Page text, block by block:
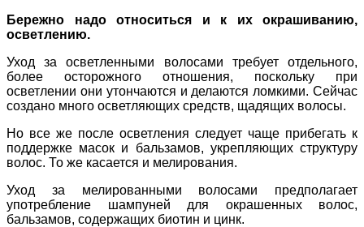
Бережно надо относиться и к их окрашиванию,
осветлению.
Уход за осветленными волосами требует отдельного,
более осторожного отношения, поскольку при
осветлении они утончаются и делаются ломкими. Сейчас
создано много осветляющих средств, щадящих волосы.
Но все же после осветления следует чаще прибегать к
поддержке масок и бальзамов, укрепляющих структуру
волос. То же касается и мелирования.
Уход за мелированными волосами предполагает
употребление шампуней для окрашенных волос,
бальзамов, содержащих биотин и цинк.